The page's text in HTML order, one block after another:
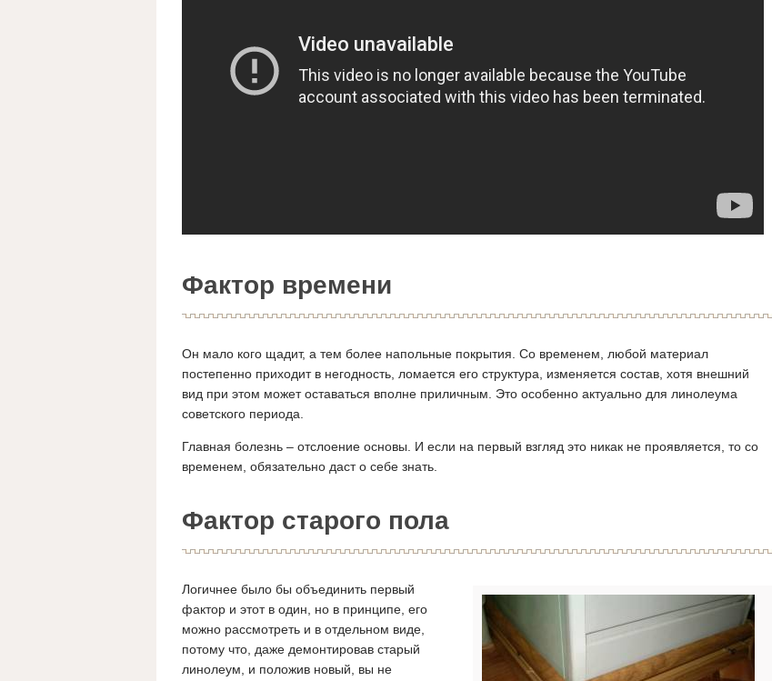
Фактор времени
Он мало кого щадит, а тем более напольные покрытия. Со временем, любой материал
постепенно приходит в негодность, ломается его структура, изменяется состав, хотя внешний
вид при этом может оставаться вполне приличным. Это особенно актуально для линолеума
советского периода.
Главная болезнь – отслоение основы. И если на первый взгляд это никак не проявляется, то со
временем, обязательно даст о себе знать.
Фактор старого пола
Логичнее было бы объединить первый
фактор и этот в один, но в принципе, его
можно рассмотреть и в отдельном виде,
потому что, даже демонтировав старый
линолеум, и положив новый, вы не